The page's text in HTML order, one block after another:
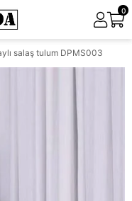
0
salaş tulum DPMS003